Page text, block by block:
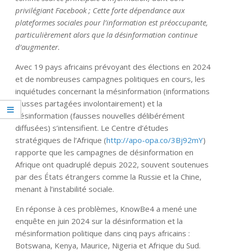
privilégiant Facebook ; Cette forte dépendance aux
plateformes sociales pour l’information est préoccupante,
particulièrement alors que la désinformation continue
d’augmenter.
Avec 19 pays africains prévoyant des élections en 2024
et de nombreuses campagnes politiques en cours, les
inquiétudes concernant la mésinformation (informations
fausses partagées involontairement) et la
désinformation (fausses nouvelles délibérément
diffusées) s’intensifient. Le Centre d’études
stratégiques de l’Afrique (http://apo-opa.co/3Bj92mY)
rapporte que les campagnes de désinformation en
Afrique ont quadruplé depuis 2022, souvent soutenues
par des États étrangers comme la Russie et la Chine,
menant à l’instabilité sociale.
En réponse à ces problèmes, KnowBe4 a mené une
enquête en juin 2024 sur la désinformation et la
mésinformation politique dans cinq pays africains :
Botswana, Kenya, Maurice, Nigeria et Afrique du Sud.